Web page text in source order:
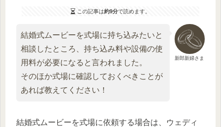
この記事は約9分で読めます。
新郎新婦さま
結婚式ムービーを式場に持ち込みたいと
相談したところ、持ち込み料や設備の使
用料が必要になると言われました。
そのほか式場に確認しておくべきことが
あれば教えてください！
結婚式ムービーを式場に依頼する場合は、ウェディ